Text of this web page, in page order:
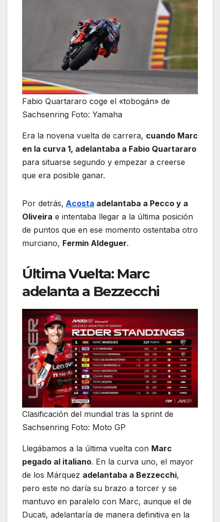
Fabio Quartararo coge el «tobogán» de
Sachsenring Foto: Yamaha
Era la novena vuelta de carrera, cuando Marc
en la curva 1, adelantaba a Fabio Quartararo
para situarse segundo y empezar a creerse
que era posible ganar.
Por detrás, Acosta adelantaba a Pecco y a
Oliveira e intentaba llegar a la última posición
de puntos que en ese momento ostentaba otro
murciano, Fermín Aldeguer.
Última Vuelta: Marc
adelanta a Bezzecchi
Clasificación del mundial tras la sprint de
Sachsenring Foto: Moto GP
Llegábamos a la última vuelta con Marc
pegado al italiano. En la curva uno, el mayor
de los Márquez adelantaba a Bezzecchi,
pero este no daría su brazo a torcer y se
mantuvo en paralelo con Marc, aunque el de
Ducati, adelantaría de manera definitiva en la